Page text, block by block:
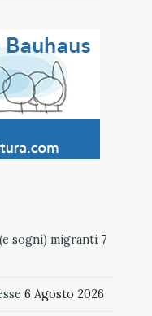
sogni) migranti 7
6 Agosto 2026